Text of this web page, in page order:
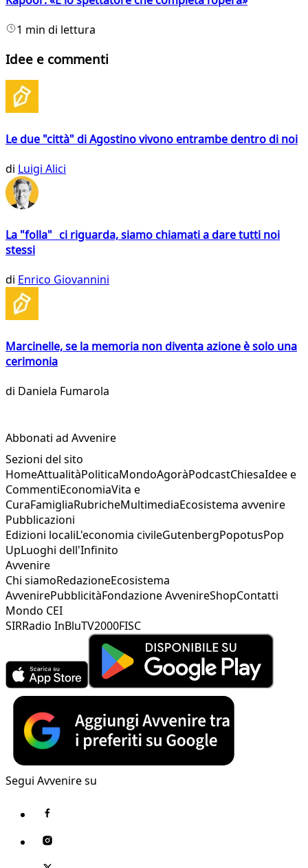
1 min di lettura
Idee e commenti
Le due "città" di Agostino vivono entrambe dentro di noi
di Luigi Alici
La "folla" ci riguarda, siamo chiamati a dare tutti noi
stessi
di Enrico Giovannini
Marcinelle, se la memoria non diventa azione è solo una
cerimonia
di Daniela Fumarola
Abbonati ad Avvenire
Sezioni del sito
HomeAttualitàPoliticaMondoAgoràPodcastChiesaIdee e
CommentiEconomiaVita e
CuraFamigliaRubricheMultimediaEcosistema avvenire
Pubblicazioni
Edizioni localiL'economia civileGutenbergPopotusPop
UpLuoghi dell'Infinito
Avvenire
Chi siamoRedazioneEcosistema
AvvenirePubblicitàFondazione AvvenireShopContatti
Mondo CEI
SIRRadio InBluTV2000FISC
Segui Avvenire su